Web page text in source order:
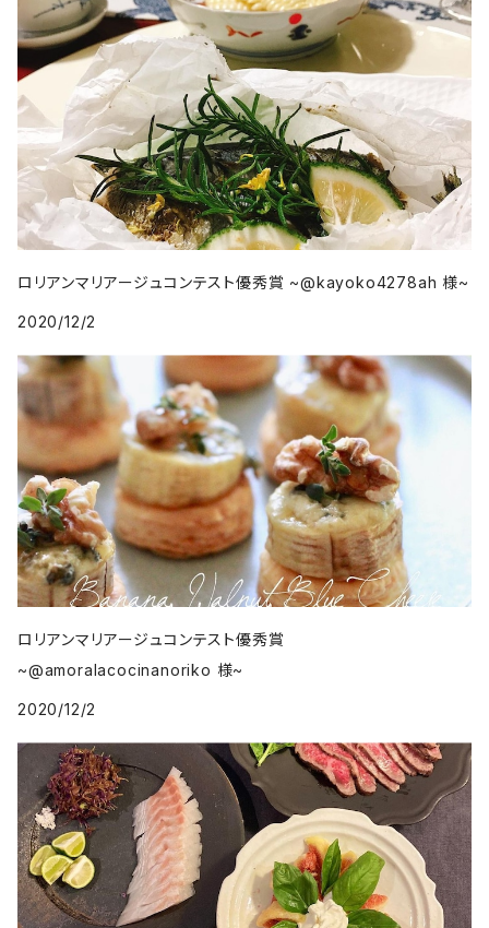
ロリアンマリアージュコンテスト優秀賞 ~@kayoko4278ah 様~
2020/12/2
ロリアンマリアージュコンテスト優秀賞
~@amoralacocinanoriko 様~
2020/12/2